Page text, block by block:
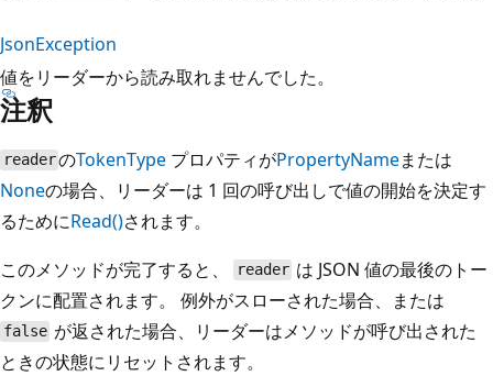
JsonException
値をリーダーから読み取れませんでした。
注釈
readerのTokenType プロパティがPropertyNameまたは
Noneの場合、リーダーは 1 回の呼び出しで値の開始を決定す
るためにRead()されます。
このメソッドが完了すると、
reader は JSON 値の最後のトー
クンに配置されます。 例外がスローされた場合、または
false が返された場合、リーダーはメソッドが呼び出された
ときの状態にリセットされます。